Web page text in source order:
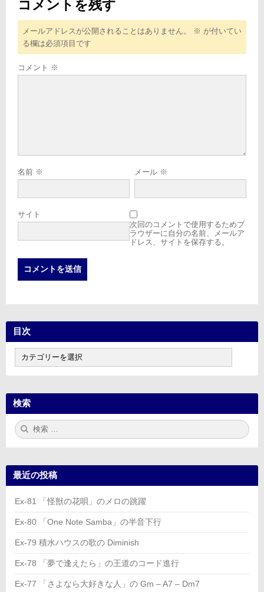
コメントを残す
メールアドレスが公開されることはありません。 ※ が付いてい
る欄は必須項目です
コメント ※
名前 ※ メール ※
サイト
次回のコメントで使用するためブ
ラウザーに自分の名前、メールア
ドレス、サイトを保存する。
目次
次
検索
検
索:
最近の投稿
Ex-81 「怪獣の花唄」のメロの跳躍
Ex-80 「One Note Samba」の半音下行
Ex-79 積水ハウスの歌の Diminish
Ex-78 「夢で逢えたら」の王道のコード進行
Ex-77 「さよなら大好きな人」の Gm – A7 – Dm7